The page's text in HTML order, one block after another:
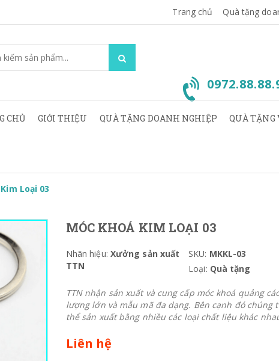
Trang chủ Quà tặng
CHỦ GIỚI THIỆU QUÀ TẶNG DOANH NGHIỆP QUÀ TẶNG
Loại 03
MÓC KHOÁ KIM LOẠI 03
Nhãn hiệu: Xưởng sản xuất
TTN
SKU: MKKL-03
Loại: Quà tặng
TTN nhận sản xuất và cung cấp móc khoá quảng
lượng lớn và mẫu mã đa dạng. Bên cạnh đó chúng
thể sản xuất bằng nhiều các loại chất liệu khác
Liên hệ